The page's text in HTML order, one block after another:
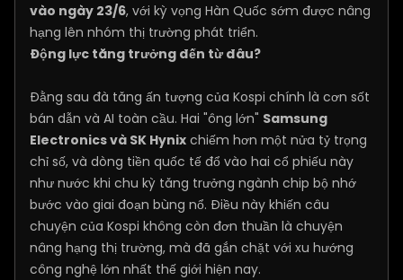
vào ngày 23/6, với kỳ vọng Hàn Quốc sớm được nâng
hạng lên nhóm thị trường phát triển.
Động lực tăng trưởng đến từ đâu?
Đằng sau đà tăng ấn tượng của Kospi chính là cơn sốt
bán dẫn và AI toàn cầu. Hai "ông lớn" Samsung
Electronics và SK Hynix chiếm hơn một nửa tỷ trọng
chỉ số, và dòng tiền quốc tế đổ vào hai cổ phiếu này
như nước khi chu kỳ tăng trưởng ngành chip bộ nhớ
bước vào giai đoạn bùng nổ. Điều này khiến câu
chuyện của Kospi không còn đơn thuần là chuyện
nâng hạng thị trường, mà đã gắn chặt với xu hướng
công nghệ lớn nhất thế giới hiện nay.